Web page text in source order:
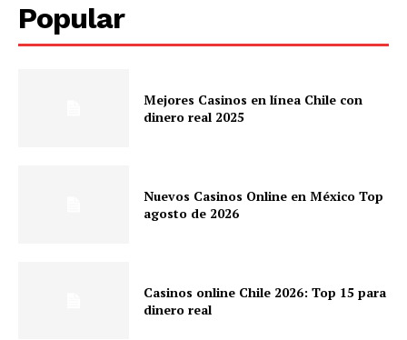
Popular
Mejores Casinos en línea Chile con
dinero real 2025
Nuevos Casinos Online en México Top
agosto de 2026
Casinos online Chile 2026: Top 15 para
dinero real